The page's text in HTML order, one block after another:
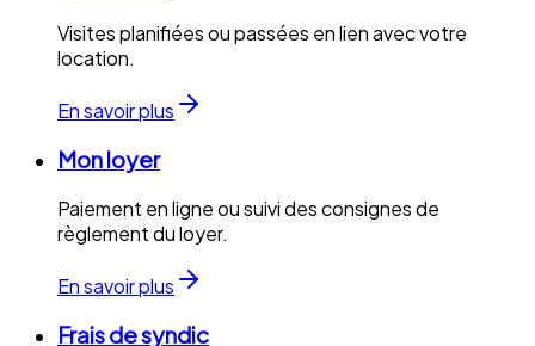
Visites planifiées ou passées en lien avec votre
location.
En savoir plus
Mon loyer
Paiement en ligne ou suivi des consignes de
règlement du loyer.
En savoir plus
Frais de syndic